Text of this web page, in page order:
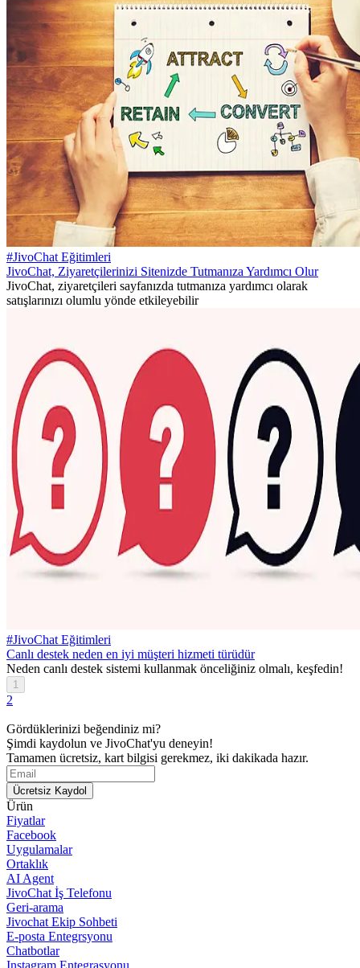
#JivoChat Eğitimleri
JivoChat, Ziyaretçilerinizi Sitenizde Tutmanıza Yardımcı Olur
JivoChat, ziyaretçileri sayfanızda tutmanıza yardımcı olarak
satışlarınızı olumlu yönde etkileyebilir
#JivoChat Eğitimleri
Canlı destek neden en iyi müşteri hizmeti türüdür
Neden canlı destek sistemi kullanmak önceliğiniz olmalı, keşfedin!
1
2
Gördüklerinizi beğendiniz mi?
Şimdi kaydolun ve JivoChat'yu deneyin!
Tamamen ücretsiz, kart bilgisi gerekmez, iki dakikada hazır.
Ücretsiz Kaydol
Ürün
Fiyatlar
Facebook
Uygulamalar
Ortaklık
AI Agent
JivoChat İş Telefonu
Geri-arama
Jivochat Ekip Sohbeti
E-posta Entegrsyonu
Chatbotlar